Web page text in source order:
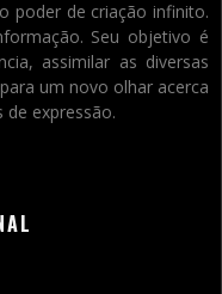
poder de criação infinito.
Seu objetivo é
assimilar as diversas
um novo olhar acerca
expressão.